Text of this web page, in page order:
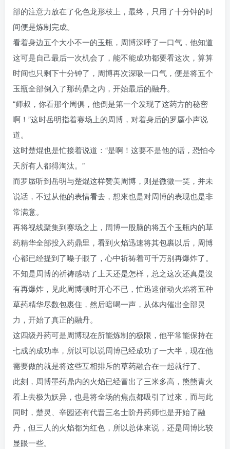
部的注意力放在了化色龙形枝上，最终，只用了十分钟的时
间便是炼制完成。
看着身边五个大小不一的玉瓶，周博深呼了一口气，他知道
这可是自己最后一次机会了，能不能成功都要看这次，算算
时间也只剩下十分钟了，周博再次深吸一口气，便是将五个
玉瓶全部倒入了那药鼎之内，开始最后的融丹。
“师叔，你看那个周俱，他倒是第一个发现了这药方的秘密
啊！”这时岳明指着赛场上的周博，对着身后的罗蜃小声说
道。
这时楚焜也是忙接着说道：“是啊！这要不是他的话，恐怕今
天所有人都得淘汰。”
而罗蜃听到岳明与楚焜这样赞美周博，则是微微一笑，并未
说话，不过从他的表情看去，想來也是对周博的表现也是非
常满意。
再将视线聚集到赛场之上，周博一股脑的将五个玉瓶内的草
药精华全部投入药鼎里，看到火焰迅速将其包裹以后，周博
心都已经提到了嗓子眼了，心中祈祷着可千万别再爆炸了。
不知是周博的祈祷感动了上天还是怎样，总之这次还真是沒
有再爆炸，见此周博顿时开心不已，忙迅速催动火焰将五种
草药精华尽数包裹住，然后暗喝一声，从体内催出全部灵
力，开始了真正的融丹。
这四级丹药可是周博现在所能炼制的极限，他平常能保持在
七成的成功率，所以可以说周博已经成功了一大半，现在他
需要做的就是将这些互相排斥的草药融合在一起就行了。
此刻，周博墨药鼎内的火焰已经冒出了三米多高，熊熊青火
看上去极为妖异，也是将全场的焦点都吸引了过來，而与此
同时，楚灵、辛园还有代晋三名士阶丹药师也是开始了融
丹，但三人的火焰都为红色，所以总体來说，还是周博比较
显眼一些。